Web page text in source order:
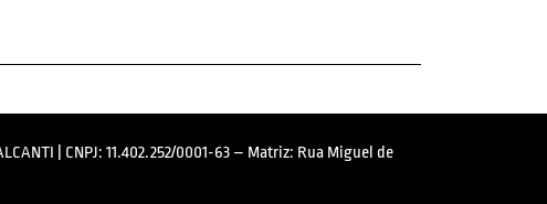
| CNPJ: 11.402.252/0001-63 – Matriz: Rua Miguel de